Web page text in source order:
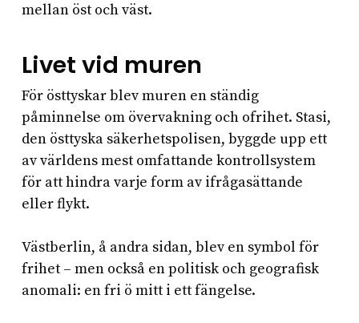
mellan öst och väst.
Livet vid muren
För östtyskar blev muren en ständig
påminnelse om övervakning och ofrihet. Stasi,
den östtyska säkerhetspolisen, byggde upp ett
av världens mest omfattande kontrollsystem
för att hindra varje form av ifrågasättande
eller flykt.
Västberlin, å andra sidan, blev en symbol för
frihet – men också en politisk och geografisk
anomali: en fri ö mitt i ett fängelse.